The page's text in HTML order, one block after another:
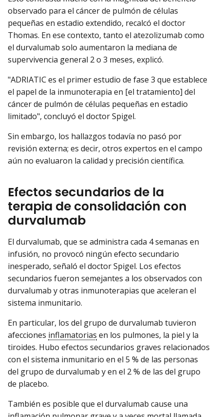
observado para el cáncer de pulmón de células
pequeñas en estadio extendido, recalcó el doctor
Thomas. En ese contexto, tanto el atezolizumab como
el durvalumab solo aumentaron la mediana de
supervivencia general 2 o 3 meses, explicó.
"ADRIATIC es el primer estudio de fase 3 que establece
el papel de la inmunoterapia en [el tratamiento] del
cáncer de pulmón de células pequeñas en estadio
limitado", concluyó el doctor Spigel.
Sin embargo, los hallazgos todavía no pasó por
revisión externa; es decir, otros expertos en el campo
aún no evaluaron la calidad y precisión científica.
Efectos secundarios de la
terapia de consolidación con
durvalumab
El durvalumab, que se administra cada 4 semanas en
infusión, no provocó ningún efecto secundario
inesperado, señaló el doctor Spigel. Los efectos
secundarios fueron semejantes a los observados con
durvalumab y otras inmunoterapias que aceleran el
sistema inmunitario.
En particular, los del grupo de durvalumab tuvieron
afecciones inflamatorias en los pulmones, la piel y la
tiroides. Hubo efectos secundarios graves relacionados
con el sistema inmunitario en el 5 % de las personas
del grupo de durvalumab y en el 2 % de las del grupo
de placebo.
También es posible que el durvalumab cause una